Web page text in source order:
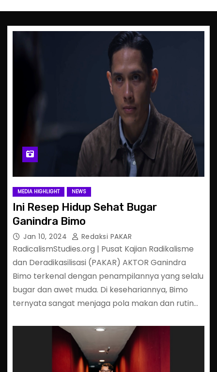
MEDIA HIGHLIGHT NEWS
Ini Resep Hidup Sehat Bugar
Ganindra Bimo
Jan 10, 2024 Redaksi PAKAR
RadicalismStudies.org | Pusat Kajian Radikalisme
dan Deradikasilisasi (PAKAR) AKTOR Ganindra
Bimo terkenal dengan penampilannya yang selalu
bugar dan awet muda. Di kesehariannya, Bimo
ternyata sangat menjaga pola makan dan rutin…